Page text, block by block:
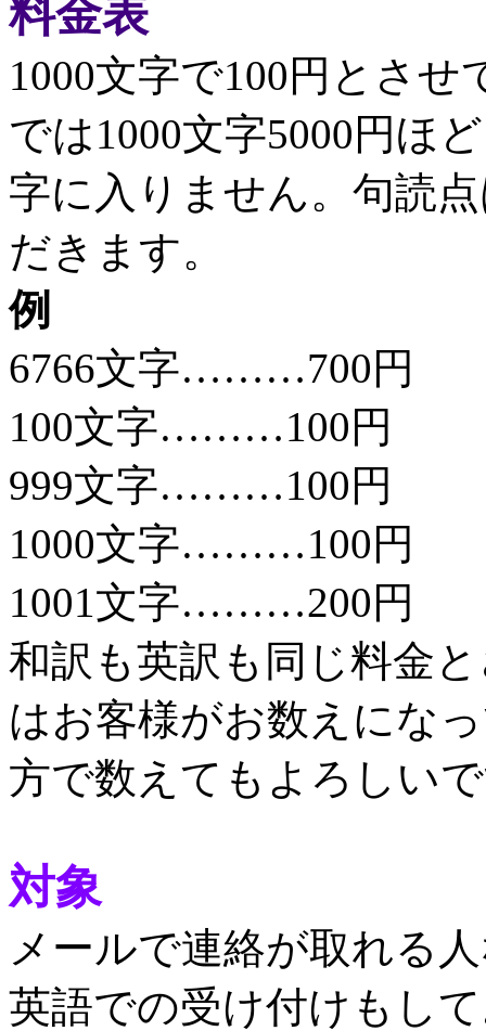
料金表
1000文字で100円とさ
では1000文字5000円ほ
字に入りません。句読
だきます。
例
6766文字………700円
100文字………100円
999文字………100円
1000文字………100円
1001文字………200円
和訳も英訳も同じ料金
はお客様がお数えにな
方で数えてもよろしい
対象
メールで連絡が取れる
英語での受け付けもし